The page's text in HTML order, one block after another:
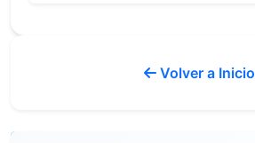
Volver a Inicio